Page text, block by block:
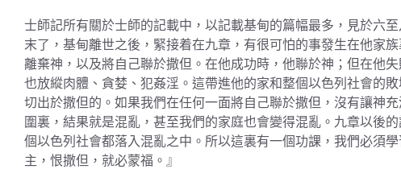
士師記所有關於士師的記載中，以記載基甸的篇幅最多，見於六
末了，基甸離世之後，緊接着在九章，有很可怕的事發生在他家
離棄神，以及將自己聯於撒但。在他成功時，他聯於神；但在他
也放縱肉體、貪婪、犯姦淫。這帶進他的家和整個以色列社會的
切出於撒但的。如果我們在任何一面將自己聯於撒但，沒有讓神
圍裏，結果就是混亂，甚至我們的家庭也會變得混亂。九章以後
個以色列社會都落入混亂之中。所以這裏有一個功課，我們必須
主，恨撒但，就必蒙福。』